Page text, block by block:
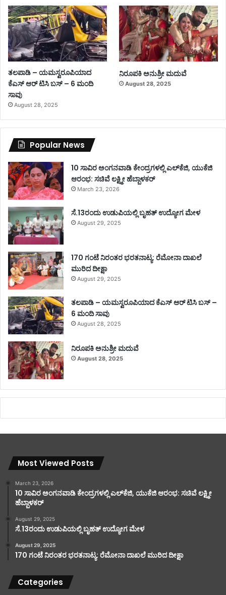
ತಲಪಾಡಿ – ಯಮಸ್ವರೂಪಿಯಾದ
ಕೆಎಸ್ ಆರ್ ಟಿಸಿ ಬಸ್ – 6 ಮಂದಿ
ಸಾವು
August 28, 2025
ನಿರೂಪಕಿ ಅನುಶ್ರೀ ಮದುವೆ
August 28, 2025
Popular News
10 ಸಾವಿರ ಅಂಗನವಾಡಿ ಕೇಂದ್ರಗಳಲ್ಲಿ ಎಲ್‌ಕೆಜಿ, ಯುಕೆಜಿ
ಆರಂಭ: ಸಚಿವೆ ಲಕ್ಷ್ಮೀ ಹೆಬ್ಬಾಳಕರ್
March 23, 2026
ಸೆ.13ರಂದು ಉಡುಪಿಯಲ್ಲಿ ಬೃಹತ್ ಉದ್ಯೋಗ ಮೇಳ
August 29, 2025
170 ಗಂಟೆ ನಿರಂತರ ಭರತನಾಟ್ಯ: ರೆಮೋನಾ ದಾಖಲೆ
ಮುರಿದ ದೀಕ್ಷಾ
August 29, 2025
ತಲಪಾಡಿ – ಯಮಸ್ವರೂಪಿಯಾದ ಕೆಎಸ್ ಆರ್ ಟಿಸಿ ಬಸ್ –
6 ಮಂದಿ ಸಾವು
August 28, 2025
ನಿರೂಪಕಿ ಅನುಶ್ರೀ ಮದುವೆ
August 28, 2025
Most Viewed Posts
March 23, 2026
10 ಸಾವಿರ ಅಂಗನವಾಡಿ ಕೇಂದ್ರಗಳಲ್ಲಿ ಎಲ್‌ಕೆಜಿ, ಯುಕೆಜಿ ಆರಂಭ: ಸಚಿವೆ ಲಕ್ಷ್ಮೀ
ಹೆಬ್ಬಾಳಕರ್
August 29, 2025
ಸೆ.13ರಂದು ಉಡುಪಿಯಲ್ಲಿ ಬೃಹತ್ ಉದ್ಯೋಗ ಮೇಳ
August 29, 2025
170 ಗಂಟೆ ನಿರಂತರ ಭರತನಾಟ್ಯ: ರೆಮೋನಾ ದಾಖಲೆ ಮುರಿದ ದೀಕ್ಷಾ
Categories